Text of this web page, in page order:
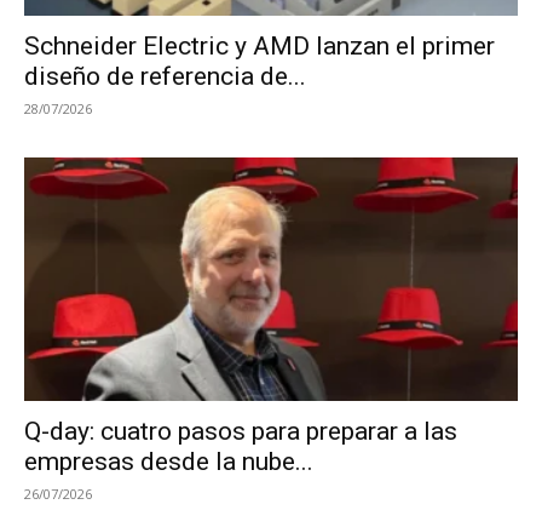
Schneider Electric y AMD lanzan el primer
diseño de referencia de...
28/07/2026
Q-day: cuatro pasos para preparar a las
empresas desde la nube...
26/07/2026